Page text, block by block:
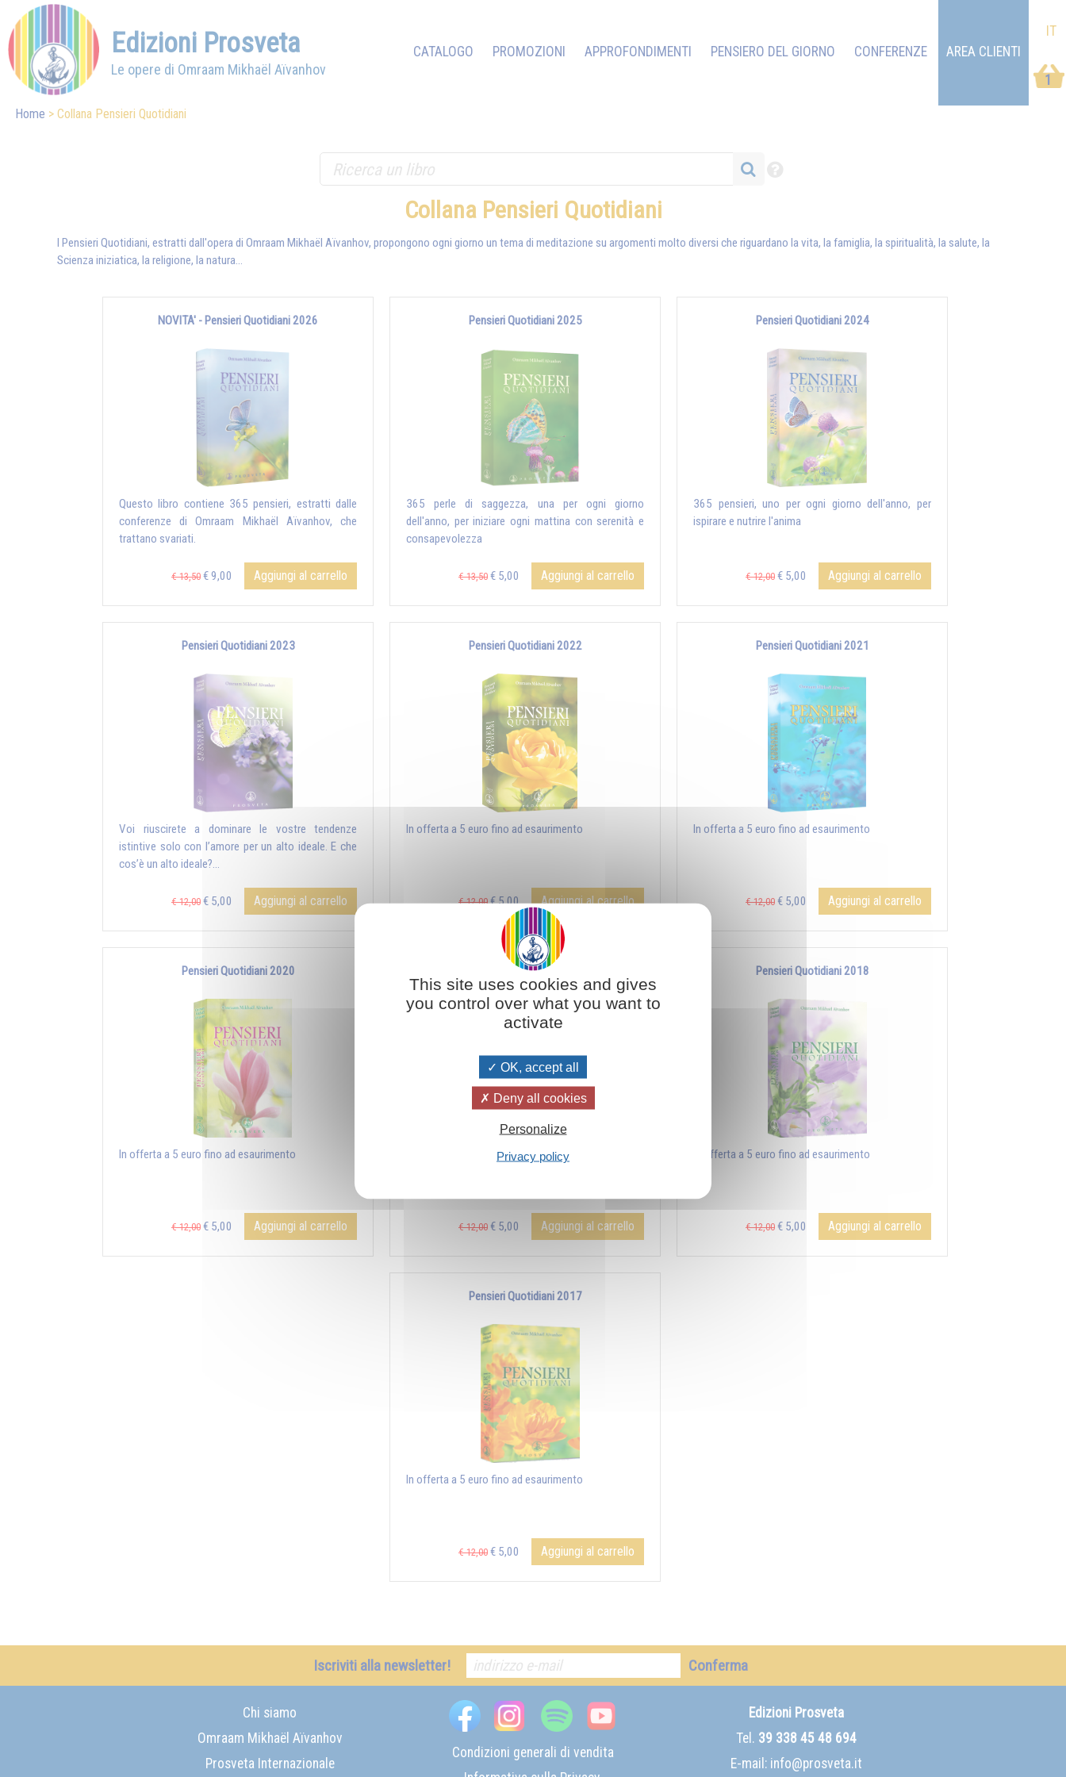
Edizioni Prosveta
Le opere di Omraam Mikhaël Aïvanhov
CATALOGO PROMOZIONI APPROFONDIMENTI PENSIERO DEL GIORNO
CONFERENZE
1
AREA CLIENTI
IT
Home Collana Pensieri Quotidiani
Collana Pensieri Quotidiani
I Pensieri Quotidiani, estratti dall'opera di Omraam Mikhaël Aïvanhov, propongono ogni giorno un tema di meditazione su argomenti molto diversi che riguardano la vita, la famiglia, la spiritualità, la salute, la
Scienza iniziatica, la religione, la natura…
NOVITA' - Pensieri Quotidiani 2026
Questo libro contiene 365 pensieri, estratti dalle
conferenze di Omraam Mikhaël Aïvanhov, che
trattano svariati.
€ 13,50 € 9,00 Aggiungi al carrello
Pensieri Quotidiani 2025
365 perle di saggezza, una per ogni giorno
dell'anno, per iniziare ogni mattina con serenità e
consapevolezza
€ 13,50 € 5,00 Aggiungi al carrello
Pensieri Quotidiani 2024
365 pensieri, uno per ogni giorno dell'anno, per
ispirare e nutrire l'anima
€ 12,00 € 5,00 Aggiungi al carrello
Pensieri Quotidiani 2023
Voi riuscirete a dominare le vostre tendenze
istintive solo con l’amore per un alto ideale. E che
cos’è un alto ideale?...
€ 12,00 € 5,00 Aggiungi al carrello
Pensieri Quotidiani 2022
In offerta a 5 euro fino ad esaurimento
€ 12,00€ 5,00 Aggiungi al carrello
Pensieri Quotidiani 2021
In offerta a 5 euro fino ad esaurimento
€ 12,00 € 5,00 Aggiungi al carrello
Pensieri Quotidiani 2020
In offerta a 5 euro fino ad esaurimento
€ 12,00 € 5,00 Aggiungi al carrello
Pensieri Quotidiani 2019
In offerta a 5 euro fino ad esaurimento
€ 12,00 € 5,00 Aggiungi al carrello
Pensieri Quotidiani 2018
In offerta a 5 euro fino ad esaurimento
€ 12,00 € 5,00 Aggiungi al carrello
Pensieri Quotidiani 2017
In offerta a 5 euro fino ad esaurimento
€ 12,00 € 5,00 Aggiungi al carrello
Iscriviti alla newsletter! Conferma
Chi siamo
Omraam Mikhaël Aïvanhov
Prosveta Internazionale
Condizioni generali di vendita
Edizioni Prosveta
Tel. 39 338 45 48 694
E-mail: info@prosveta.it
This site uses cookies and gives
you control over what you want to
activate
OK, accept all
Deny all cookies
Personalize
Privacy policy